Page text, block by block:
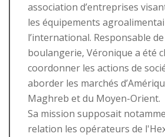
association d’entreprises
les équipements
l’international. Responsable
boulangerie, Véronique a été
coordonner les actions de
aborder les marchés
Maghreb et du Moyen-Orient.
Sa mission supposait
relation les opérateurs de